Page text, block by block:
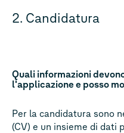
2. Candidatura
Quali informazioni
l'applicazione e posso
Per la candidatura sono
(CV) e un insieme di dati